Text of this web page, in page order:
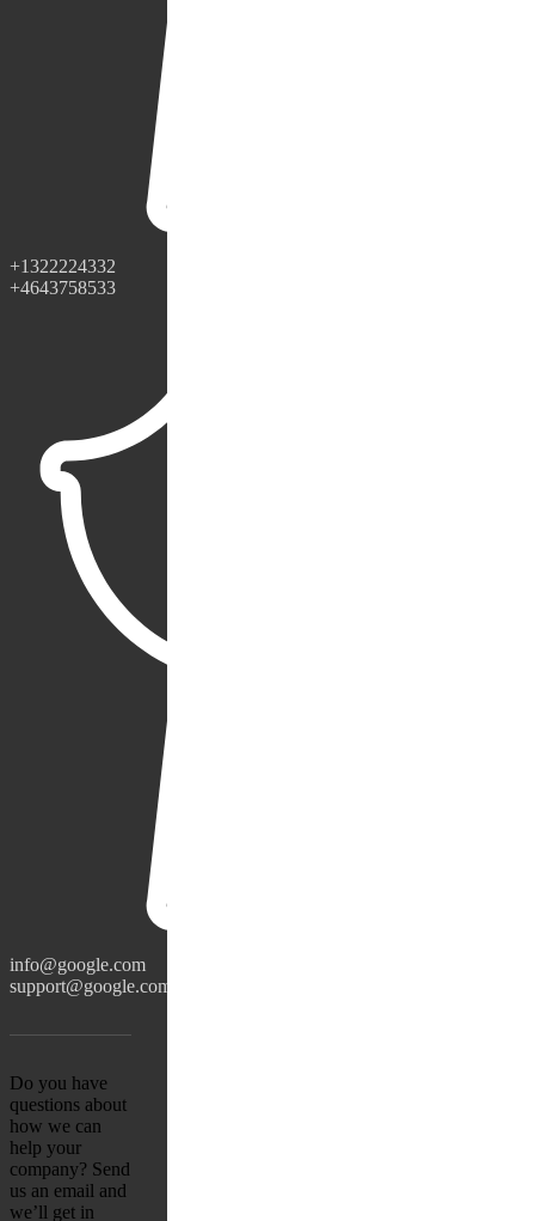
+1322224332
+4643758533
info@google.com
support@google.com
Do you have
questions about
how we can
help your
company? Send
us an email and
we’ll get in